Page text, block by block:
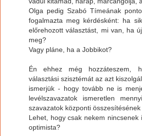
Olga pedig Szabó Tímeának
fogalmazta meg kérdésként: ha
előrehozott választást, mi van, ha
meg?
Vagy pláne, ha a Jobbikot?
Én ehhez még hozzáteszem,
választási szisztémát az azt
ismerjük - hogy tovább ne is
levélszavazatok ismeretlen
szavazatok központi
Lehet, hogy csak nekem nincsenek
optimista?